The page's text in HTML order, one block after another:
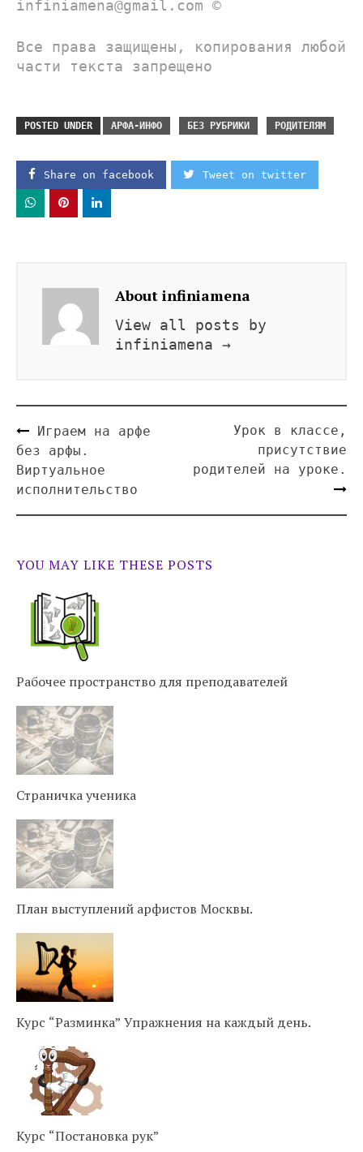
infiniamena@gmail.com ©
Все права защищены, копирования любой
части текста запрещено
POSTED UNDER АРФА-ИНФО БЕЗ РУБРИКИ РОДИТЕЛЯМ
Share on facebook Tweet on twitter
About infiniamena
View all posts by
infiniamena →
Играем на арфе
без арфы.
Виртуальное
исполнительство
Урок в классе,
присутствие
родителей на уроке.
YOU MAY LIKE THESE POSTS
Рабочее пространство для преподавателей
Страничка ученика
План выступлений арфистов Москвы.
Курс “Разминка” Упражнения на каждый день.
Курс “Постановка рук”